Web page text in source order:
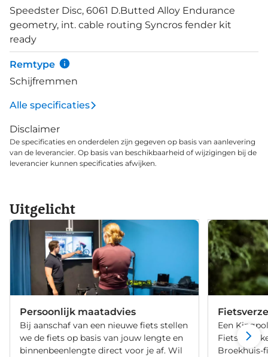
Speedster Disc, 6061 D.Butted Alloy Endurance
geometry, int. cable routing Syncros fender kit
ready
Remtype
Schijfremmen
Alle specificaties
Disclaimer
De specificaties en onderdelen zijn gegeven op basis van aanlevering
van de leverancier. Op basis van beschikbaarheid of wijzigingen bij de
leverancier kunnen specificaties afwijken.
Uitgelicht
Persoonlijk maatadvies
Bij aanschaf van een nieuwe fiets stellen
we de fiets op basis van jouw lengte en
binnenbeenlengte direct voor je af. Wil
Een
Broekhuis-